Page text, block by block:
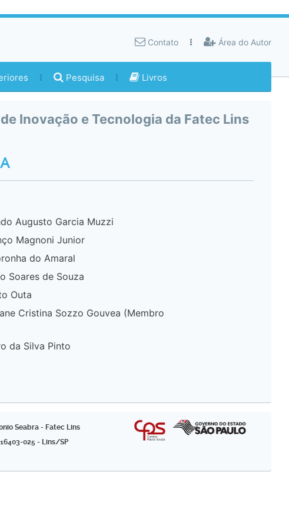
Área do Autor
Contato
Pesquisa Livros
Inovação e Tecnologia da Fatec Lins
Augusto Garcia Muzzi
Magnoni Junior
do Amaral
Soares de Souza
Outa
Cristina Sozzo Gouvea (Membro
da Silva Pinto
Seabra - Fatec Lins
025 - Lins/SP